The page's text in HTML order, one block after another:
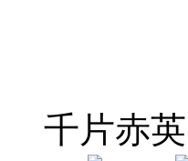
千片赤